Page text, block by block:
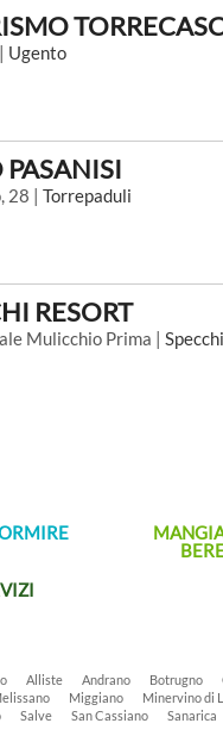
Ugento
PASANISI
28 | Torrepaduli
RESORT
Mulicchio Prima |
Alliste Andrano Botrugno
Miggiano Minervino di
Salve San Cassiano Sanarica